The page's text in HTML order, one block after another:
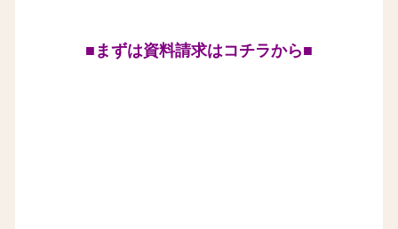
■まずは資料請求はコチラから■